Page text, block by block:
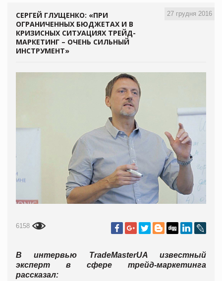
27 грудня 2016
СЕРГЕЙ ГЛУЩЕНКО: «ПРИ
ОГРАНИЧЕННЫХ БЮДЖЕТАХ И В
КРИЗИСНЫХ СИТУАЦИЯХ ТРЕЙД-
МАРКЕТИНГ – ОЧЕНЬ СИЛЬНЫЙ
ИНСТРУМЕНТ»
6158
В интервью TradeMasterUA известный
эксперт в сфере трейд-маркетинга
рассказал: